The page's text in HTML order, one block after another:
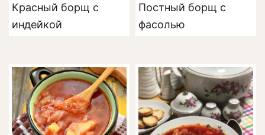
Красный борщ с
индейкой
Постный борщ с
фасолью